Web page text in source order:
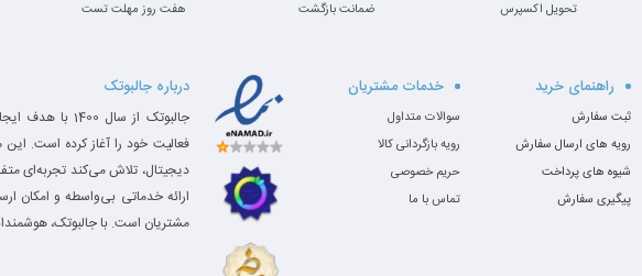
تحویل اکسپرس ضمانت بازگشت هفت روز مهلت تست
راهنمای خرید
ثبت سفارش
رویه های ارسال سفارش
شیوه های پرداخت
پیگیری سفارش
خدمات مشتریان
سوالات متداول
رویه بازگردانی کالا
حریم خصوصی
تماس با ما
درباره جالبوتک
جالبوتک از
فعالیت خود را آغاز کرده است.
دیجیتال، تلاش می‌کند تجربه‌ای
ارائه خدماتی بی‌واسطه و امکان
مشتریان است. با جالبوتک،